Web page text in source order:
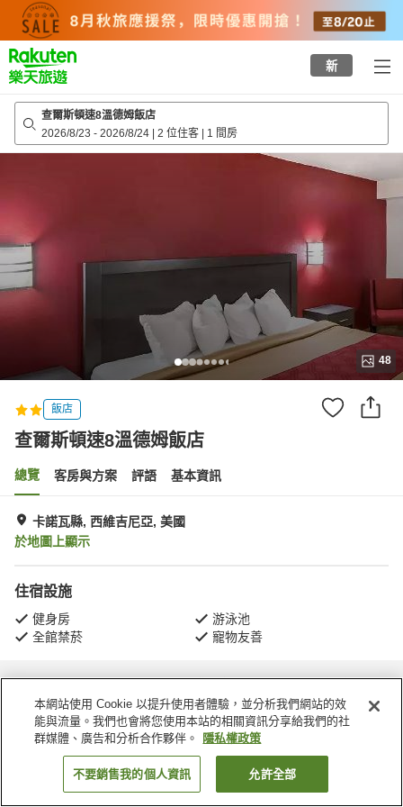
top
page
新
查爾斯頓速8溫德姆飯店
2026/8/23 - 2026/8/24 | 2 位住客 | 1 間房
48
飯店
查爾斯頓速8溫德姆飯店
總覽 客房與方案 評語 基本資訊
卡諾瓦縣, 西維吉尼亞, 美國
於地圖上顯示
住宿設施
健身房
游泳池
全館禁菸
寵物友善
首頁 美國 西維吉尼亞 卡諾瓦縣 查爾斯頓速8溫德姆飯店
找客房
本網站使用 Cookie 以提升使用者體驗，並分析我們網站的效
能與流量。我們也會將您使用本站的相關資訊分享給我們的社
群媒體、廣告和分析合作夥伴。
隱私權政策
不要銷售我的個人資訊 允許全部